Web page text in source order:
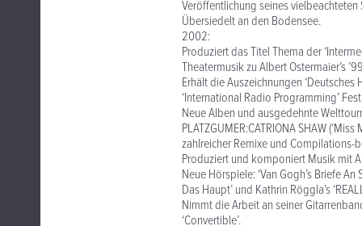
Veröffentlichung seines vielbeachteten
Übersiedelt an den Bodensee.
2002:
Produziert das Titel Thema der
Theatermusik zu Albert Ostermaier’s
Erhält die Auszeichnungen
‘International Radio Programming’
Neue Alben und ausgedehnte
PLATZGUMER:CATRIONA SHAW
zahlreicher Remixe und Compilations-
Produziert und komponiert Musik mit
Neue Hörspiele: ‘Van Gogh’s Briefe
Das Haupt’ und Kathrin Röggla’s
Nimmt die Arbeit an seiner
‘Convertible’.